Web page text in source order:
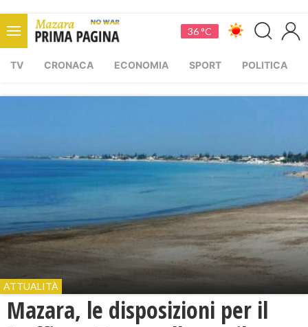
36 °C
TV CRONACA ECONOMIA SPORT POLITICA
ATTUALITÀ
Mazara, le disposizioni per il